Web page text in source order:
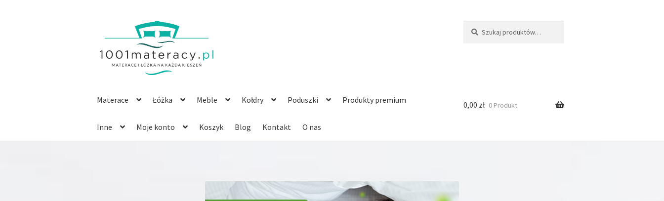
do
nawigacji
do
treści
Materace Łóżka Meble Kołdry Poduszki Produkty premium
Inne Moje konto Koszyk Blog Kontakt O nas
0,00 zł 0 Produkt